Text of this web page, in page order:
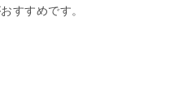
すすめです。